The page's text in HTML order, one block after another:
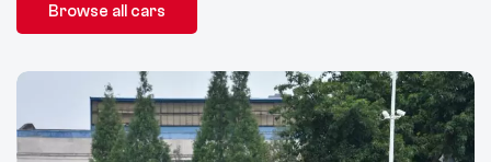
Browse all cars